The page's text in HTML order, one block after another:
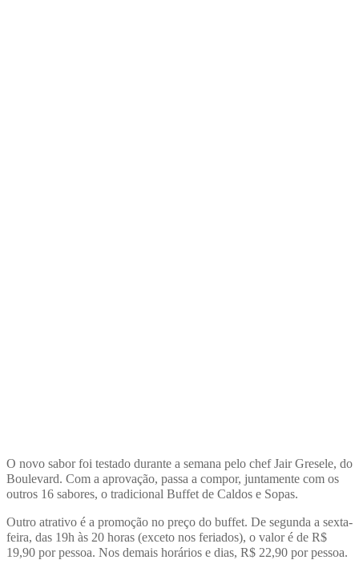
O novo sabor foi testado durante a semana pelo chef Jair Gresele, do
Boulevard. Com a aprovação, passa a compor, juntamente com os
outros 16 sabores, o tradicional Buffet de Caldos e Sopas.
Outro atrativo é a promoção no preço do buffet. De segunda a sexta-
feira, das 19h às 20 horas (exceto nos feriados), o valor é de R$
19,90 por pessoa. Nos demais horários e dias, R$ 22,90 por pessoa.